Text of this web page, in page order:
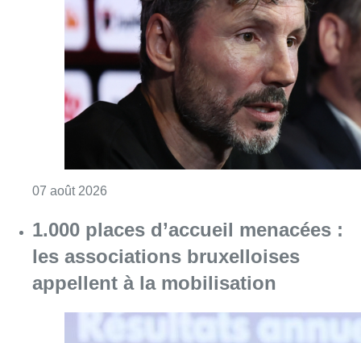
1.000 places d’accueil menacées :
les associations bruxelloises
appellent à la mobilisation